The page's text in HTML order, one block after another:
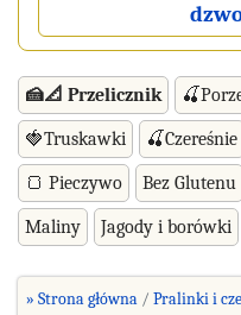
🍰📐 Przelicznik
🍓Truskawki 🍒Czereśnie
🍞 Pieczywo Bez Glutenu
Maliny Jagody i borówki
» Strona główna Pralinki i